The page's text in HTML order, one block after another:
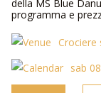
della MS Blue
programma e
Crociere
sab